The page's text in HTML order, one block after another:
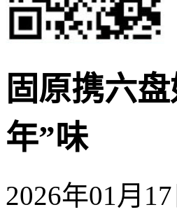
固原携六
年”味
2026年01月